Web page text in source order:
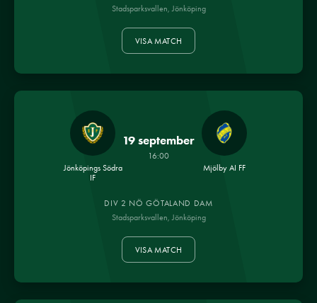
Stadsparksvallen, Jönköping
VISA MATCH
Jönköpings Södra
IF
19 september
16:00
Mjölby AI FF
DIV 2 NÖ GÖTALAND DAM
Stadsparksvallen, Jönköping
VISA MATCH